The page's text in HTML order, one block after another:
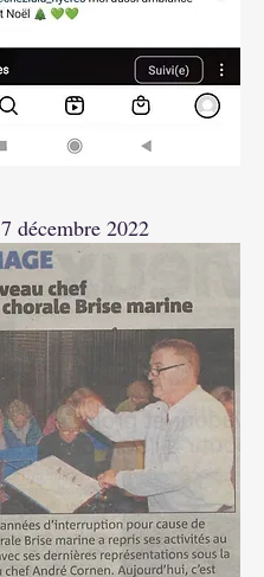
7 décembre 2022